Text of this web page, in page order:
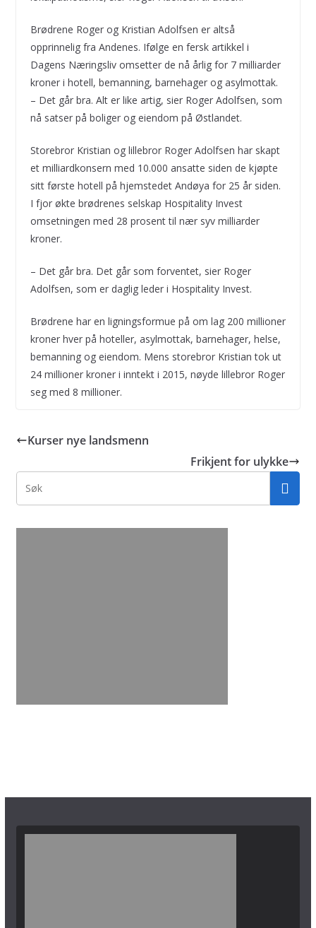
Brødrene Roger og Kristian Adolfsen er altså
opprinnelig fra Andenes. Ifølge en fersk artikkel i
Dagens Næringsliv omsetter de nå årlig for 7 milliarder
kroner i hotell, bemanning, barnehager og asylmottak.
– Det går bra. Alt er like artig, sier Roger Adolfsen, som
nå satser på boliger og eiendom på Østlandet.
Storebror Kristian og lillebror Roger Adolfsen har skapt
et milliardkonsern med 10.000 ansatte siden de kjøpte
sitt første hotell på hjemstedet Andøya for 25 år siden.
I fjor økte brødrenes selskap Hospitality Invest
omsetningen med 28 prosent til nær syv milliarder
kroner.
– Det går bra. Det går som forventet, sier Roger
Adolfsen, som er daglig leder i Hospitality Invest.
Brødrene har en ligningsformue på om lag 200 millioner
kroner hver på hoteller, asylmottak, barnehager, helse,
bemanning og eiendom. Mens storebror Kristian tok ut
24 millioner kroner i inntekt i 2015, nøyde lillebror Roger
seg med 8 millioner.
Kurser nye landsmenn
Frikjent for ulykke